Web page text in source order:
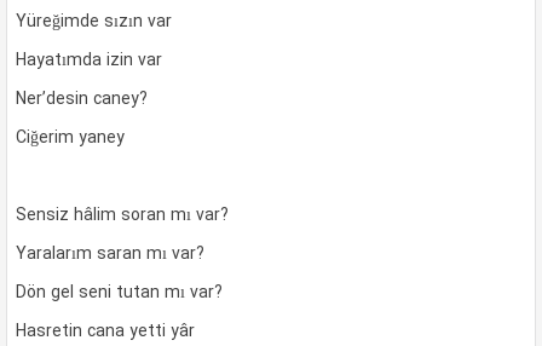
Yüreğimde sızın var
Hayatımda izin var
Ner’desin caney?
Ciğerim yaney
Sensiz hâlim soran mı var?
Yaralarım saran mı var?
Dön gel seni tutan mı var?
Hasretin cana yetti yâr